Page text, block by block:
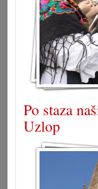
Po staza
Uzlop